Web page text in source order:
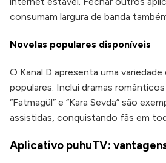
consumam largura de banda
Novelas populares disponíveis
O Kanal D apresenta uma variedade
populares. Inclui dramas
“Fatmagül” e “Kara Sevda” são
assistidas, conquistando fãs em
Aplicativo puhuTV: